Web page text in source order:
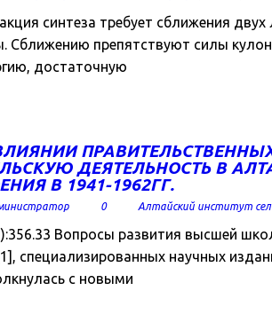
синтеза требует сближения
Сближению препятствуют силы
достаточную
ДЕЯТЕЛЬНОСТЬ В
В 1941-1962ГГ.
0 Алтайский институт
Вопросы развития высшей
специализированных научных
с новыми